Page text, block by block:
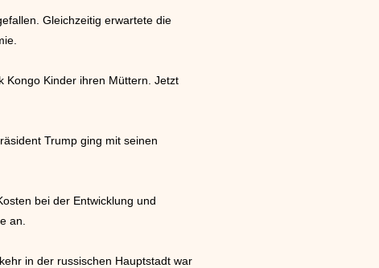
Gleichzeitig erwartete die
Kongo Kinder ihren Müttern. Jetzt
Trump ging mit seinen
bei der Entwicklung und
an.
in der russischen Hauptstadt war